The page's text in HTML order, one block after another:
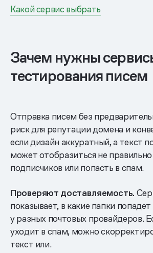
Какой сервис выбрать
Зачем нужны
тестирования писем
Отправка писем без
риск для репутации домена и
если дизайн аккуратный, а текст
может отобразиться не правильно
подписчиков или попасть в спам.
Проверяют доставляемость.
показывает, в какие папки
у разных почтовых провайдеров.
уходит в спам, можно
текст или.